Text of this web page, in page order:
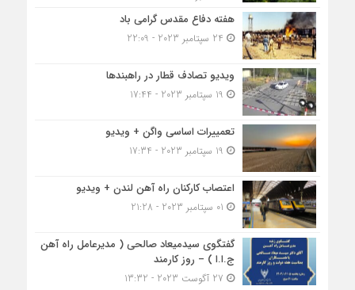
هفته دفاع مقدس گرامی باد
ویدیو تصادف قطار در راهبندها
تعمییرات اساسی واگن + ویدیو
اعتصاب کارکنان راه آهن لندن + ویدیو
گفتگوی سیدمیعاد صالحی ( مدیرعامل راه آهن
ج.ا.ا ) – روز کارمند